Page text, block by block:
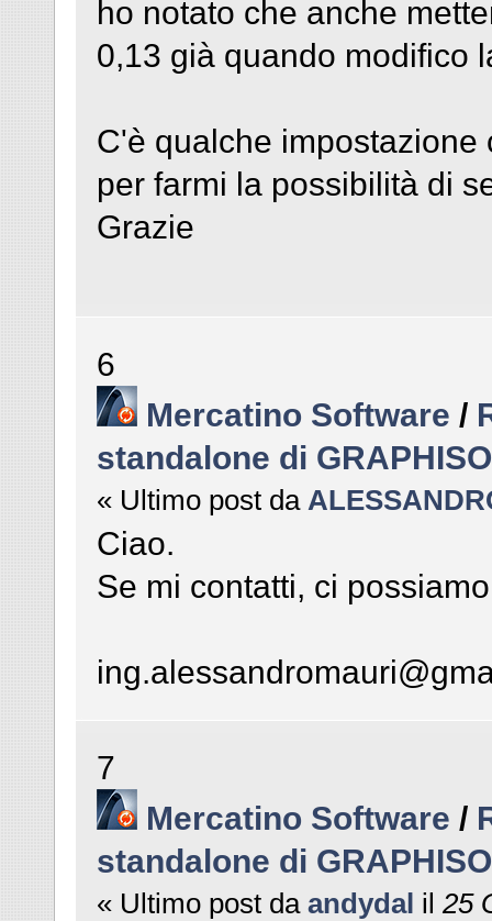
ho notato che anche
0,13 già quando modifico
C'è qualche
per farmi la possibilità di
Grazie
6
Mercatino Software /
standalone di
« Ultimo post da
Ciao.
Se mi contatti, ci
7
Mercatino Software /
standalone di
« Ultimo post da andydal il 25